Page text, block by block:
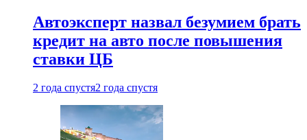
Автоэксперт назвал безумием брать
кредит на авто после повышения
ставки ЦБ
2 года спустя2 года спустя